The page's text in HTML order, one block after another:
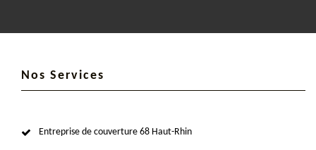
Nos Services
Entreprise de couverture 68 Haut-Rhin